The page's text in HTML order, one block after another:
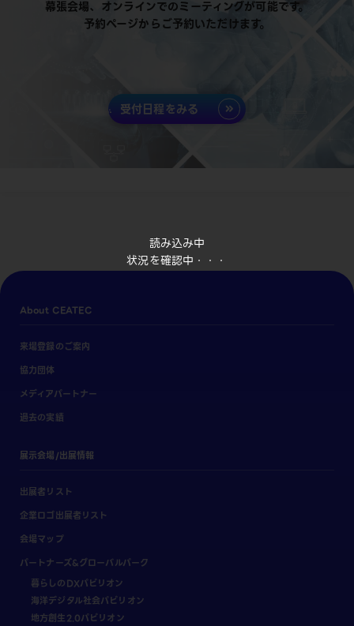
読み込み中
状況を確認中・・・
幕張会場、オンラインでのミーティングが可能です。
予約ページからご予約いただけます。
受付日程をみる
About CEATEC
来場登録のご案内
協力団体
メディアパートナー
過去の実績
展示会場/出展情報
出展者リスト
企業ロゴ出展者リスト
会場マップ
パートナーズ&グローバルパーク
暮らしのDXパビリオン
海洋デジタル社会パビリオン
地方創生2.0パビリオン